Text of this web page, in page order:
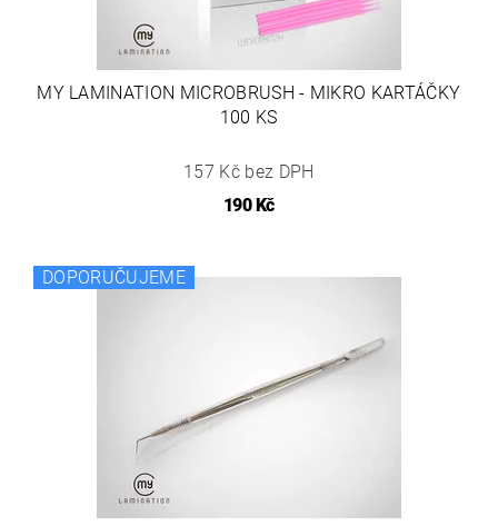
MY LAMINATION MICROBRUSH - MIKRO KARTÁČKY
100 KS
157 Kč bez DPH
190 Kč
DOPORUČUJEME